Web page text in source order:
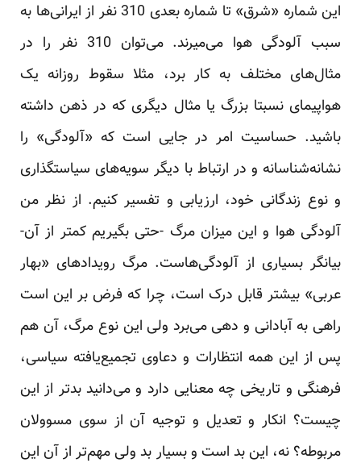
این شماره «شرق» تا شماره بعدی 310 نفر از ایرانی‌ها به
سبب آلودگی هوا می‌میرند. می‌توان 310 نفر را در
مثال‌های مختلف به کار برد، مثلا سقوط روزانه یک
هواپیمای نسبتا بزرگ یا مثال دیگری که در ذهن داشته
باشید. حساسیت امر در جایی است که «آلودگی» را
نشانه‌شناسانه و در ارتباط با دیگر سویه‌های سیاستگذاری
و نوع زندگانی خود، ارزیابی و تفسیر کنیم. از نظر من
آلودگی هوا و این میزان مرگ -حتی بگیریم کمتر از آن-
بیانگر بسیاری از آلودگی‌هاست. مرگ رویدادهای «بهار
عربی» بیشتر قابل درک است، چرا که فرض بر این است
راهی به آبادانی و دهی می‌برد ولی این نوع مرگ، آن هم
پس از این همه انتظارات و دعاوی تجمیع‌یافته سیاسی،
فرهنگی و تاریخی چه معنایی دارد و می‌دانید بدتر از این
چیست؟ انکار و تعدیل و توجیه آن از سوی مسوولان
مربوطه؟ نه، این بد است و بسیار بد ولی مهم‌تر از آن این